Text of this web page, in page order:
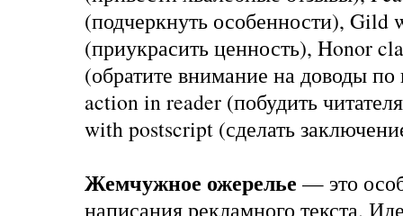
(подчеркнуть особенности), Gild
(приукрасить ценность), Honor
(обратите внимание на доводы
action in reader (побудить
with postscript (сделать
Жемчужное ожерелье — это
написания рекламного текста.